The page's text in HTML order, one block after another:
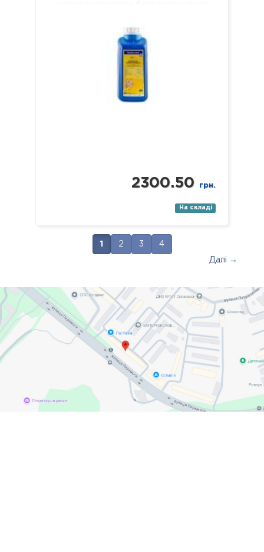
стоматологічні (в т.ч. ендодонтичні
та обертові з…
2300.50 грн.
На складі
1 2 3 4
Далі →